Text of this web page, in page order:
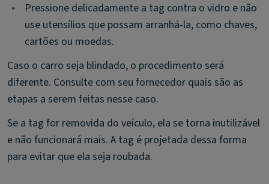
•
Pressione delicadamente a tag contra o vidro e não
use utensílios que possam arranhá-la, como chaves,
cartões ou moedas.
Caso o carro seja blindado, o procedimento será
diferente. Consulte com seu fornecedor quais são as
etapas a serem feitas nesse caso.
Se a tag for removida do veículo, ela se torna inutilizável
e não funcionará mais. A tag é projetada dessa forma
para evitar que ela seja roubada.